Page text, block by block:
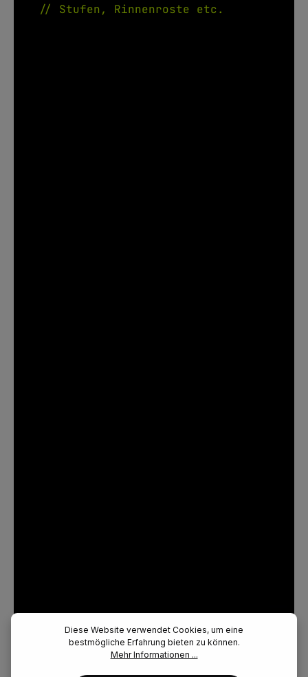
// Stufen, Rinnenroste etc.
Diese Website verwendet Cookies, um eine
bestmögliche Erfahrung bieten zu können.
Mehr Informationen ...